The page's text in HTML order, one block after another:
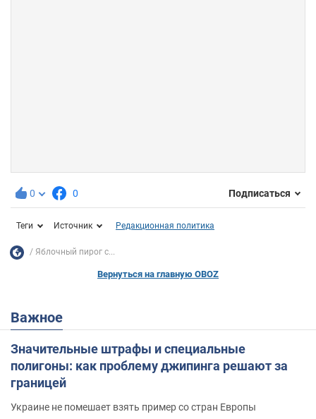
0 0 Подписаться
Теги Источник Редакционная политика
Яблочный пирог с...
Вернуться на главную OBOZ
Важное
Значительные штрафы и специальные
полигоны: как проблему джипинга решают за
границей
Украине не помешает взять пример со стран Европы